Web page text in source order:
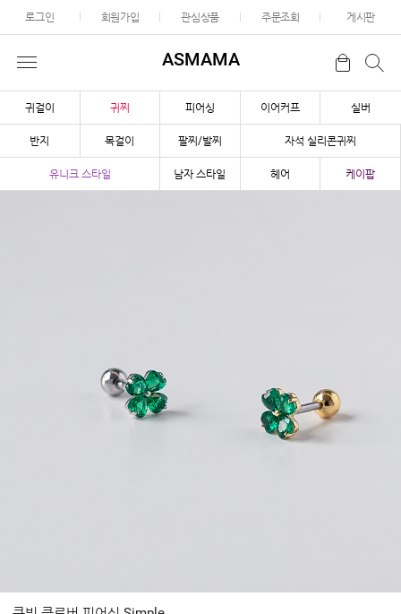
로그인 회원가입 관심상품 주문조회 게시판
ASMAMA
귀걸이 귀찌 피어싱 이어커프 실버
반지 목걸이 팔찌/발찌 자석 실리콘귀찌
유니크 스타일 남자 스타일 헤어 케이팝